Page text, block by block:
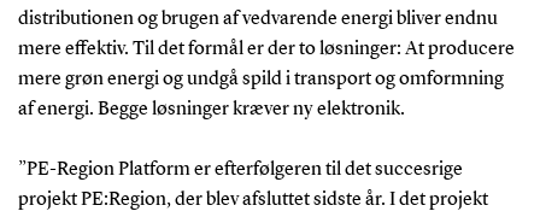
distributionen og brugen af vedvarende energi bliver endnu
mere effektiv. Til det formål er der to løsninger: At producere
mere grøn energi og undgå spild i transport og omformning
af energi. Begge løsninger kræver ny elektronik.
”PE-Region Platform er efterfølgeren til det succesrige
projekt PE:Region, der blev afsluttet sidste år. I det projekt